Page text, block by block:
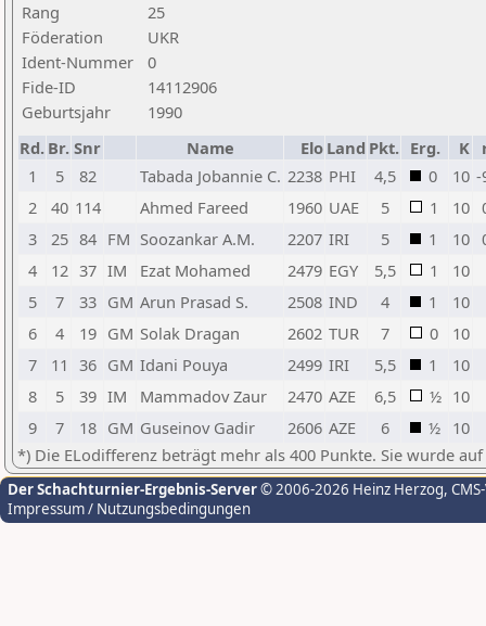
Rang
25
Föderation
UKR
Ident-Nummer
0
Fide-ID
14112906
Geburtsjahr
1990
Rd. Br. Snr Name Elo Land Pkt. Erg. K
1
5 82 Tabada Jobannie C. 2238 PHI 4,5 0 10 -
2
40 114 Ahmed Fareed 1960 UAE 5 1 10
3
25 84 FM Soozankar A.M. 2207 IRI 5 1 10
4
12 37 IM Ezat Mohamed 2479 EGY 5,5 1
10
5
7 33 GM Arun Prasad S. 2508 IND 4 1
10
6
4 19 GM Solak Dragan 2602 TUR 7 0
10
7
11 36 GM Idani Pouya 2499 IRI 5,5 1
10
8
5 39 IM Mammadov Zaur 2470 AZE 6,5 ½ 10
9
7 18 GM Guseinov Gadir 2606 AZE 6 ½ 10
*) Die ELodifferenz beträgt mehr als 400 Punkte. Sie wurde
Der Schachturnier-Ergebnis-Server© 2006-2026 Heinz Herzog,
Impressum / Nutzungsbedingungen